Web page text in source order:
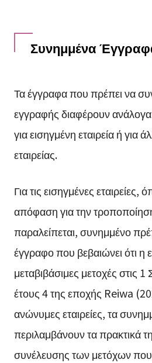
Συνημμένα
Τα έγγραφα που πρέπει να
εγγραφής διαφέρουν ανάλογα
για εισηγμένη εταιρεία ή
εταιρείας.
Για τις εισηγμένες εταιρείες,
απόφαση για την
παραλείπεται, συνημμένο
έγγραφο που βεβαιώνει ότι η
μεταβιβάσιμες μετοχές στις
έτους 4 της εποχής Reiwa
ανώνυμες εταιρείες, τα
περιλαμβάνουν τα πρακτικά
συνέλευσης των μετόχων